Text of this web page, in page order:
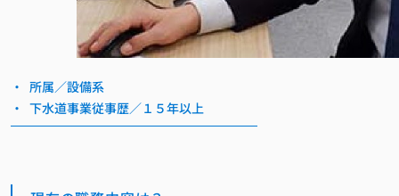
所属／設備系
下水道事業従事歴／１５年以上